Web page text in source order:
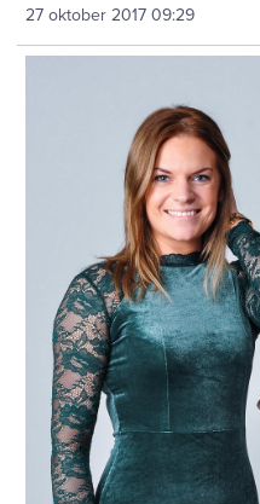
27 oktober 2017 09:29